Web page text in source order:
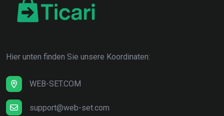
Hier unten finden Sie unsere Koordinaten:
WEB-SET.COM
support@web-set.com